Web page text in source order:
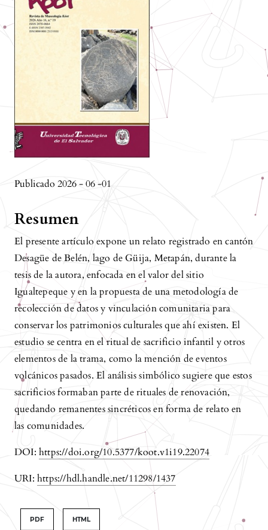
Publicado 2026 - 06 -01
Resumen
El presente artículo expone un relato registrado en cantón
Desagüe de Belén, lago de Güija, Metapán, durante la
tesis de la autora, enfocada en el valor del sitio
Igualtepeque y en la propuesta de una metodología de
recolección de datos y vinculación comunitaria para
conservar los patrimonios culturales que ahí existen. El
estudio se centra en el ritual de sacrificio infantil y otros
elementos de la trama, como la mención de eventos
volcánicos pasados. El análisis simbólico sugiere que estos
sacrificios formaban parte de rituales de renovación,
quedando remanentes sincréticos en forma de relato en
las comunidades.
DOI: https://doi.org/10.5377/koot.v1i19.22074
URI: https://hdl.handle.net/11298/1437
PDF HTML